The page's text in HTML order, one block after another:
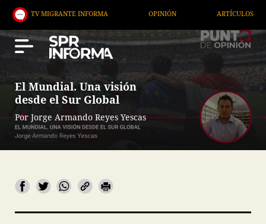
INFORMA OPINIÓN ARTÍCULOS
El Mundial. Una visión
desde el Sur Global
Por Jorge Armando Reyes Yescas